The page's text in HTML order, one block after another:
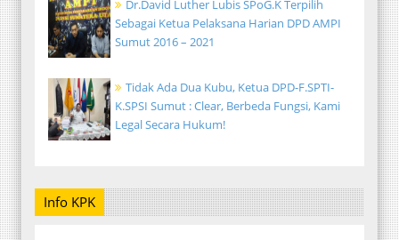
Dr.David Luther Lubis SPoG.K Terpilih
Sebagai Ketua Pelaksana Harian DPD AMPI
Sumut 2016 – 2021
Tidak Ada Dua Kubu, Ketua DPD-F.SPTI-
K.SPSI Sumut : Clear, Berbeda Fungsi, Kami
Legal Secara Hukum!
Info KPK